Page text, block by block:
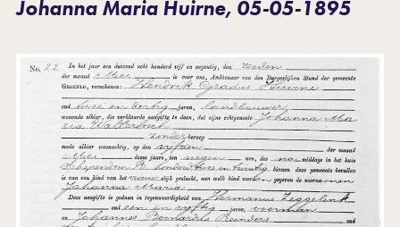
Johanna Maria Huirne, 05-05-1895